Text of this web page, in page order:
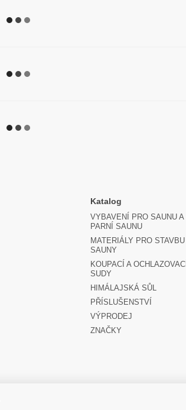
Katalog
VYBAVENÍ PRO SAUNU A
PARNÍ SAUNU
MATERIÁLY PRO STAVBU
SAUNY
KOUPACÍ A OCHLAZOVACÍ
SUDY
HIMÁLAJSKÁ SŮL
PŘÍSLUŠENSTVÍ
VÝPRODEJ
ZNAČKY